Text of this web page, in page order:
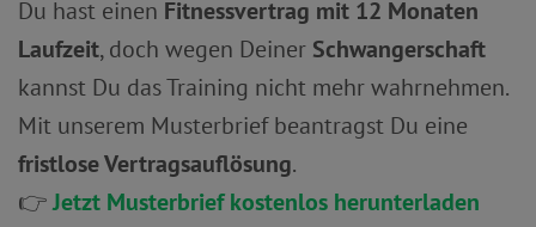
Du hast einen Fitnessvertrag mit 12 Monaten
Laufzeit, doch wegen Deiner Schwangerschaft
kannst Du das Training nicht mehr wahrnehmen.
Mit unserem Musterbrief beantragst Du eine
fristlose Vertragsauflösung.
👉Jetzt Musterbrief kostenlos herunterladen